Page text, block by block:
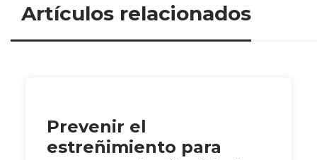
Artículos relacionados
Prevenir el
estreñimiento para